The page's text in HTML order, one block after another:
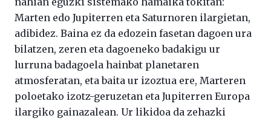
Marten edo Jupiterren eta Saturnoren ilargietan,
adibidez. Baina ez da edozein fasetan dagoen ura
bilatzen, zeren eta dagoeneko badakigu ur
lurruna badagoela hainbat planetaren
atmosferatan, eta baita ur izoztua ere, Marteren
poloetako izotz-geruzetan eta Jupiterren Europa
ilargiko gainazalean. Ur likidoa da zehazki